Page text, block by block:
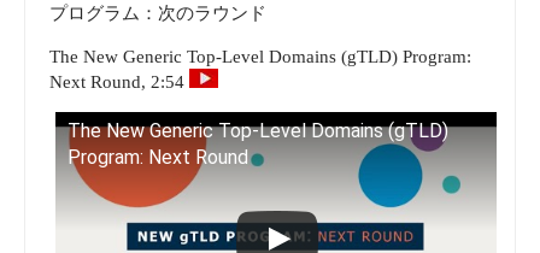
プログラム：次のラウンド
The New Generic Top-Level Domains (gTLD) Program:
Next Round, 2:54
The New Generic Top-Level Domains (gTLD)
Program: Next Round